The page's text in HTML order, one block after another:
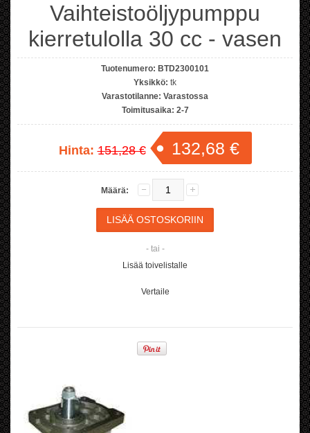
Vaihteistoöljypumppu
kierretulolla 30 cc - vasen
Tuotenumero: BTD2300101
Yksikkö: tk
Varastotilanne: Varastossa
Toimitusaika: 2-7
Hinta:151,28 € 132,68 €
Määrä:
- tai -
Lisää toivelistalle
Vertaile